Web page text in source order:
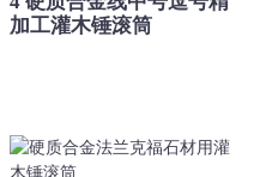
加工灌木锤滚筒